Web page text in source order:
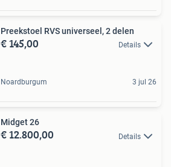
Preekstoel RVS universeel, 2 delen
€ 145,00 Details
Noardburgum 3 jul 26
Midget 26
€ 12.800,00 Details